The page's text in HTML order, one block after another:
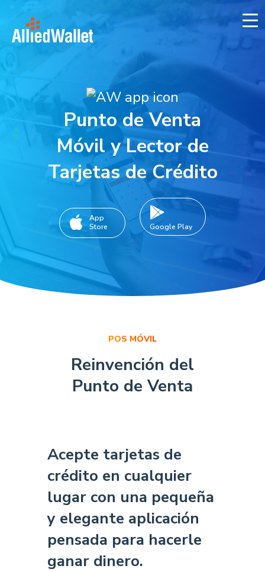
content
Punto de Venta
Móvil y Lector de
Tarjetas de Crédito
App
Store
Google Play
POS MÓVIL
Reinvención del
Punto de Venta
Acepte tarjetas de
crédito en cualquier
lugar con una pequeña
y elegante aplicación
pensada para hacerle
ganar dinero.